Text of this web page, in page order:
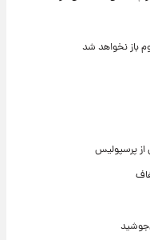
باز نخواهد شد
از پرسپولیس